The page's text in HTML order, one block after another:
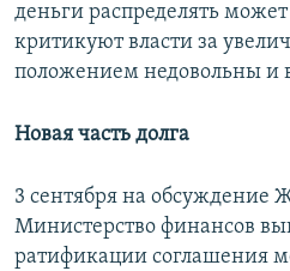
деньги распределять
критикуют власти за
положением недовольны и
Новая часть долга
3 сентября на обсуждение
Министерство финансов
ратификации соглашения